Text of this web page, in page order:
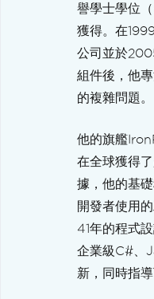
譽學士學位
獲得。在
公司並於
組件後，他
的複雜問題。
他的旗艦
在全球獲得
據，他的基
開發者使用
41年的程式
企業級C#、
新，同時指